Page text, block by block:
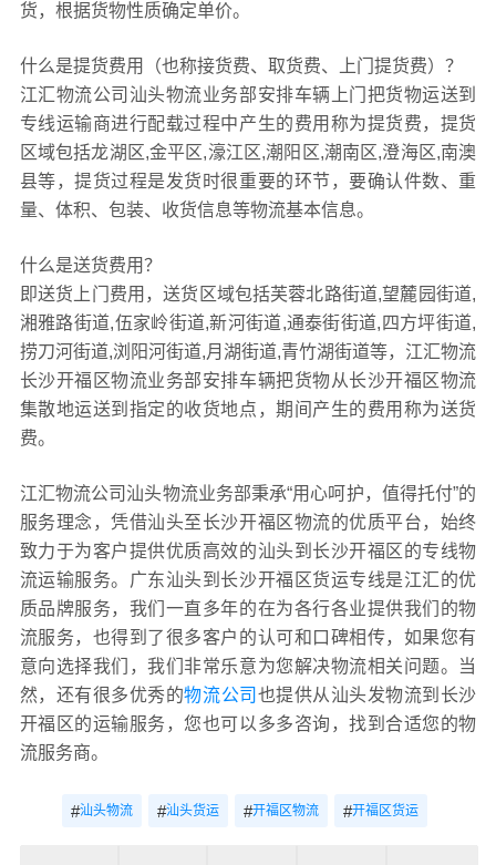
货，根据货物性质确定单价。
什么是提货费用（也称接货费、取货费、上门提货费）？
江汇物流公司汕头物流业务部安排车辆上门把货物运送到
专线运输商进行配载过程中产生的费用称为提货费，提货
区域包括龙湖区,金平区,濠江区,潮阳区,潮南区,澄海区,南澳
县等，提货过程是发货时很重要的环节，要确认件数、重
量、体积、包装、收货信息等物流基本信息。
什么是送货费用？
即送货上门费用，送货区域包括芙蓉北路街道,望麓园街道,
湘雅路街道,伍家岭街道,新河街道,通泰街街道,四方坪街道,
捞刀河街道,浏阳河街道,月湖街道,青竹湖街道等，江汇物流
长沙开福区物流业务部安排车辆把货物从长沙开福区物流
集散地运送到指定的收货地点，期间产生的费用称为送货
费。
江汇物流公司汕头物流业务部秉承“用心呵护，值得托付”的
服务理念，凭借汕头至长沙开福区物流的优质平台，始终
致力于为客户提供优质高效的汕头到长沙开福区的专线物
流运输服务。广东汕头到长沙开福区货运专线是江汇的优
质品牌服务，我们一直多年的在为各行各业提供我们的物
流服务，也得到了很多客户的认可和口碑相传，如果您有
意向选择我们，我们非常乐意为您解决物流相关问题。当
然，还有很多优秀的物流公司 也提供从汕头发物流到长沙
开福区的运输服务，您也可以多多咨询，找到合适您的物
流服务商。
#汕头物流 #汕头货运 #开福区物流 #开福区货运